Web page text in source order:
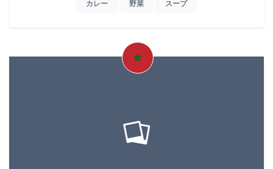
カレー 野菜 スープ